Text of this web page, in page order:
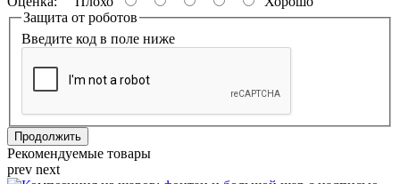
Защита от роботов
Введите код в поле ниже
Продолжить
Рекомендуемые товары
prev next